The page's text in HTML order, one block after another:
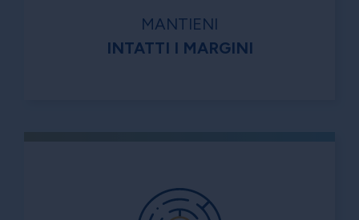
MANTIENI
INTATTI I MARGINI